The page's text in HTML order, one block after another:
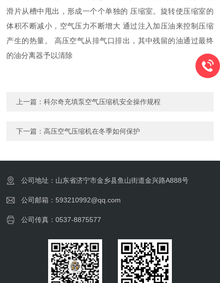
滑片从槽中甩出，形成一个个单独的 压缩室。旋转使压缩室的
体积不断减小，空气压力不断增大 通过注入加压油来控制压缩
产生的热量。 高压空气从排气口排出，其中残留的油通过最终
的油分离器予以清除
上一篇：科尔奇充填泵空气压缩机安全操作规程
下一篇：高压空气压缩机在冬季如何保护
公司地址：山东省济宁市金乡县鱼山街道金兴路A888号
公司邮箱：593210992@qq.com
公司传真：0537-8875577